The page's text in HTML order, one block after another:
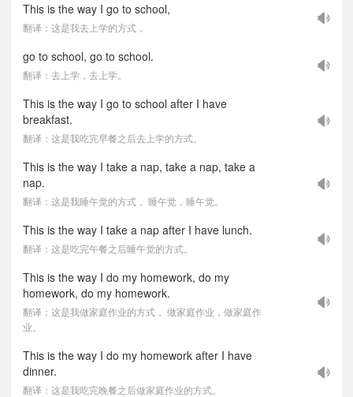
This is the way I go to school,
翻译：这是我去上学的方式，
go to school, go to school.
翻译：去上学，去上学。
This is the way I go to school after I have
breakfast.
翻译：这是我吃完早餐之后去上学的方式。
This is the way I take a nap, take a nap, take a
nap.
翻译：这是我睡午觉的方式， 睡午觉，睡午觉。
This is the way I take a nap after I have lunch.
翻译：这是吃完午餐之后睡午觉的方式。
This is the way I do my homework, do my
homework, do my homework.
翻译：这是我做家庭作业的方式， 做家庭作业，做家庭作
业。
This is the way I do my homework after I have
dinner.
翻译：这是我吃完晚餐之后做家庭作业的方式。